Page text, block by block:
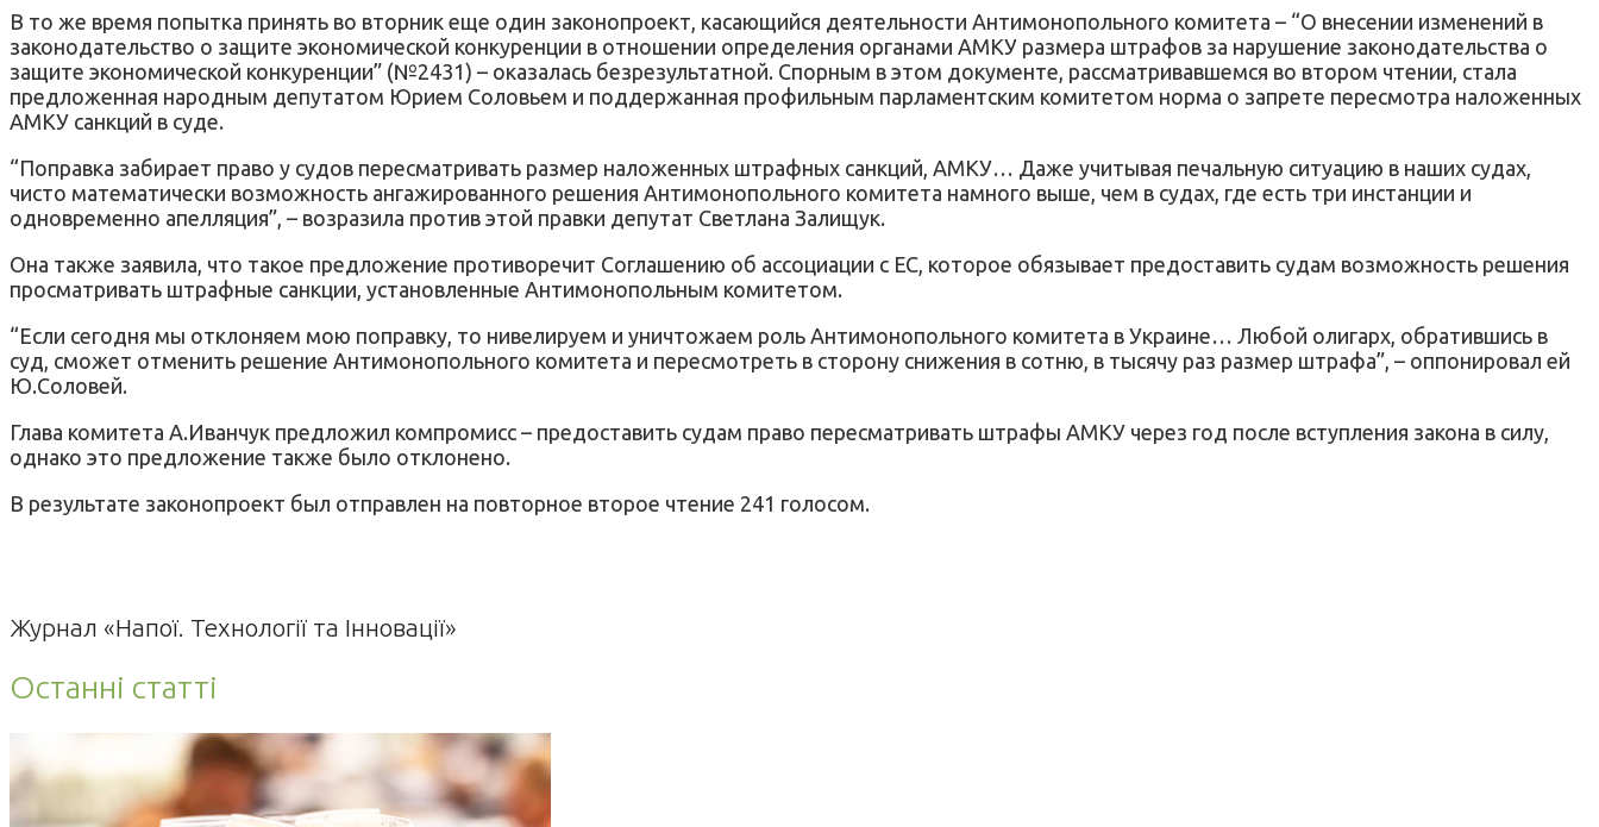
В то же время попытка принять во вторник еще один законопроект, касающийся деятельности Антимонопольного комитета – “О внесении изменений в
законодательство о защите экономической конкуренции в отношении определения органами АМКУ размера штрафов за нарушение законодательства о
защите экономической конкуренции” (№2431) – оказалась безрезультатной. Спорным в этом документе, рассматривавшемся во втором чтении, стала
предложенная народным депутатом Юрием Соловьем и поддержанная профильным парламентским комитетом норма о запрете пересмотра наложенных
АМКУ санкций в суде.
“Поправка забирает право у судов пересматривать размер наложенных штрафных санкций, АМКУ… Даже учитывая печальную ситуацию в наших судах,
чисто математически возможность ангажированного решения Антимонопольного комитета намного выше, чем в судах, где есть три инстанции и
одновременно апелляция”, – возразила против этой правки депутат Светлана Залищук.
Она также заявила, что такое предложение противоречит Соглашению об ассоциации с ЕС, которое обязывает предоставить судам возможность решения
просматривать штрафные санкции, установленные Антимонопольным комитетом.
“Если сегодня мы отклоняем мою поправку, то нивелируем и уничтожаем роль Антимонопольного комитета в Украине… Любой олигарх, обратившись в
суд, сможет отменить решение Антимонопольного комитета и пересмотреть в сторону снижения в сотню, в тысячу раз размер штрафа”, – оппонировал ей
Ю.Соловей.
Глава комитета А.Иванчук предложил компромисс – предоставить судам право пересматривать штрафы АМКУ через год после вступления закона в силу,
однако это предложение также было отклонено.
В результате законопроект был отправлен на повторное второе чтение 241 голосом.
Журнал «Напої. Технології та Інновації»
Останні статті